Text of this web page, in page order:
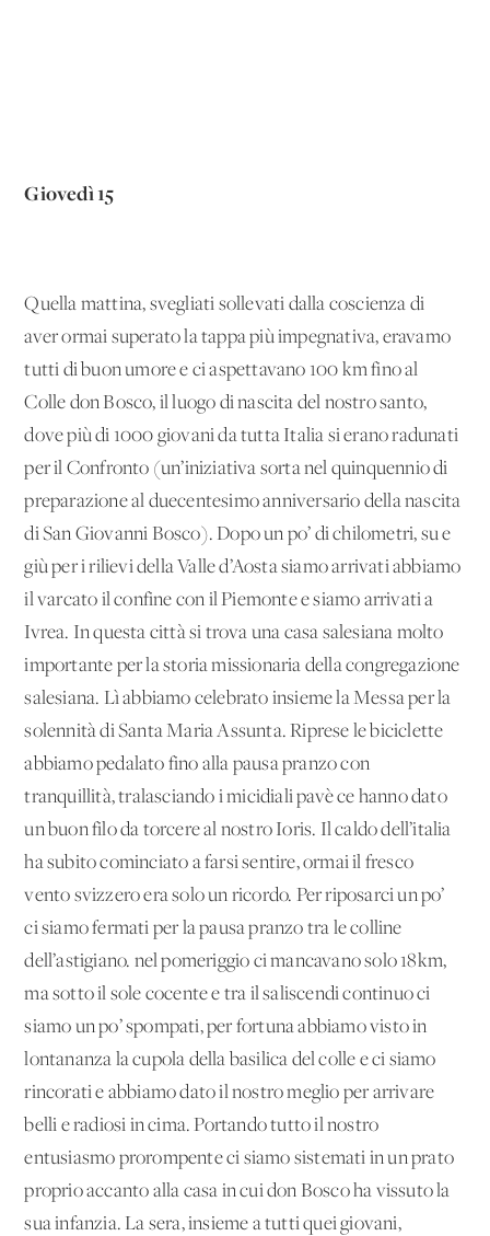
Giovedì 15
Quella mattina, svegliati sollevati dalla coscienza di
aver ormai superato la tappa più impegnativa, eravamo
tutti di buon umore e ci aspettavano 100 km fino al
Colle don Bosco, il luogo di nascita del nostro santo,
dove più di 1000 giovani da tutta Italia si erano radunati
per il Confronto (un’iniziativa sorta nel quinquennio di
preparazione al duecentesimo anniversario della nascita
di San Giovanni Bosco). Dopo un po’ di chilometri, su e
giù per i rilievi della Valle d’Aosta siamo arrivati abbiamo
il varcato il confine con il Piemonte e siamo arrivati a
Ivrea. In questa città si trova una casa salesiana molto
importante per la storia missionaria della congregazione
salesiana. Lì abbiamo celebrato insieme la Messa per la
solennità di Santa Maria Assunta. Riprese le biciclette
abbiamo pedalato fino alla pausa pranzo con
tranquillità, tralasciando i micidiali pavè ce hanno dato
un buon filo da torcere al nostro Ioris. Il caldo dell’italia
ha subito cominciato a farsi sentire, ormai il fresco
vento svizzero era solo un ricordo. Per riposarci un po’
ci siamo fermati per la pausa pranzo tra le colline
dell’astigiano. nel pomeriggio ci mancavano solo 18km,
ma sotto il sole cocente e tra il saliscendi continuo ci
siamo un po’ spompati, per fortuna abbiamo visto in
lontananza la cupola della basilica del colle e ci siamo
rincorati e abbiamo dato il nostro meglio per arrivare
belli e radiosi in cima. Portando tutto il nostro
entusiasmo prorompente ci siamo sistemati in un prato
proprio accanto alla casa in cui don Bosco ha vissuto la
sua infanzia. La sera, insieme a tutti quei giovani,